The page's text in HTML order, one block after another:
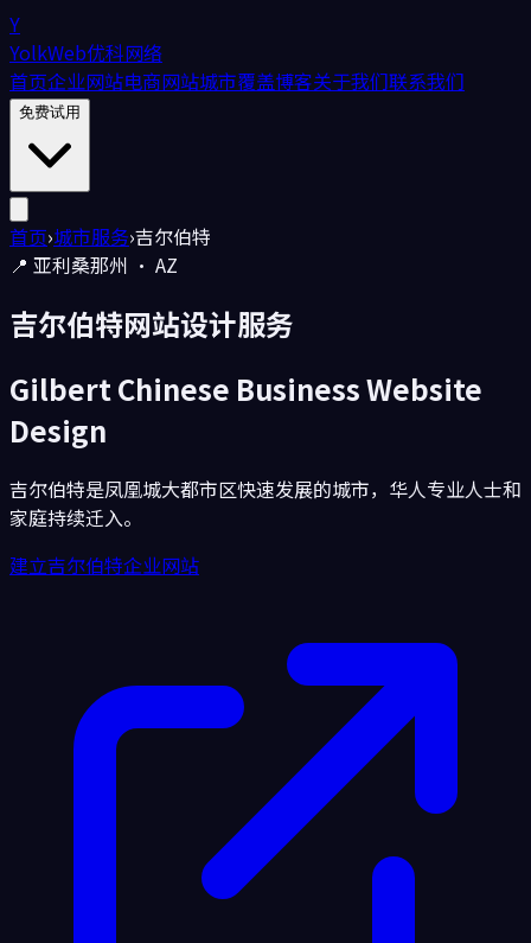
Y
YolkWeb优科网络
首页企业网站电商网站城市覆盖博客关于我们联系我们
免费试用
首页›城市服务›吉尔伯特
📍 亚利桑那州 · AZ
吉尔伯特网站设计服务
GilbertChinese Business Website
Design
吉尔伯特是凤凰城大都市区快速发展的城市，华人专业人士和
家庭持续迁入。
建立吉尔伯特企业网站